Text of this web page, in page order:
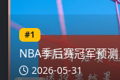
#1
NBA季后赛冠军预
2026-05-31